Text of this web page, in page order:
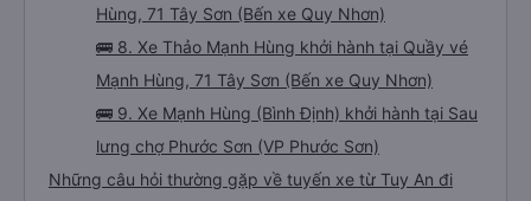
Hùng, 71 Tây Sơn (Bến xe Quy Nhơn)
🚌 8. Xe Thảo Mạnh Hùng khởi hành tại Quầy vé
Mạnh Hùng, 71 Tây Sơn (Bến xe Quy Nhơn)
🚌 9. Xe Mạnh Hùng (Bình Định) khởi hành tại Sau
lưng chợ Phước Sơn (VP Phước Sơn)
Những câu hỏi thường gặp về tuyến xe từ Tuy An đi